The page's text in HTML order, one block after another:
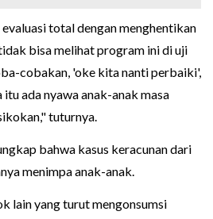
total dengan menghentikan
bisa melihat program ini di uji
cobakan, 'oke kita nanti perbaiki',
ada nyawa anak-anak masa
tuturnya.
bahwa kasus keracunan dari
menimpa anak-anak.
lain yang turut mengonsumsi